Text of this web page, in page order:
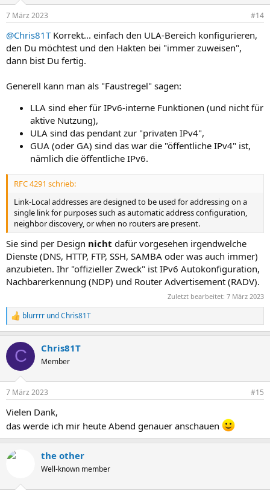
7 März 2023 #14
@Chris81TKorrekt... einfach den ULA-Bereich konfigurieren,
den Du möchtest und den Hakten bei "immer zuweisen",
dann bist Du fertig.
Generell kann man als "Faustregel" sagen:
LLA sind eher für IPv6-interne Funktionen (und nicht für
aktive Nutzung),
ULA sind das pendant zur "privaten IPv4",
GUA (oder GA) sind das war die "öffentliche IPv4" ist,
nämlich die öffentliche IPv6.
RFC 4291 schrieb:
Link-Local addresses are designed to be used for addressing on a
single link for purposes such as automatic address configuration,
neighbor discovery, or when no routers are present.
Sie sind per Design nicht dafür vorgesehen irgendwelche
Dienste (DNS, HTTP, FTP, SSH, SAMBA oder was auch immer)
anzubieten. Ihr "offizieller Zweck" ist IPv6 Autokonfiguration,
Nachbarerkennung (NDP) und Router Advertisement (RADV).
Zuletzt bearbeitet: 7 März 2023
R
e
k
i
e
:
blurrrr undChris81T
C Chris81T
Member
7 März 2023 #15
Vielen Dank,
das werde ich mir heute Abend genauer anschauen
the other
Well-known member